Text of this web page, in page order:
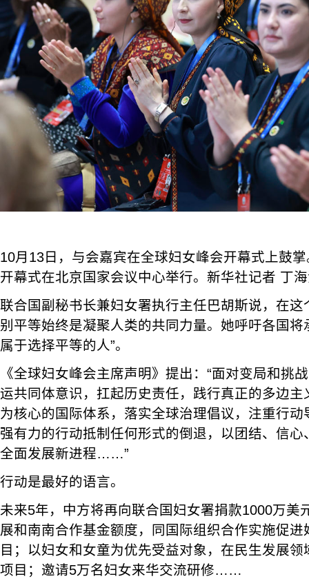
10月13日，与会嘉宾在全球妇女峰会开幕式上鼓
开幕式在北京国家会议中心举行。新华社记者 丁
联合国副秘书长兼妇女署执行主任巴胡斯说，在
别平等始终是凝聚人类的共同力量。她呼吁各国将
属于选择平等的人”。
《全球妇女峰会主席声明》提出：“面对变局和挑
运共同体意识，扛起历史责任，践行真正的多边
为核心的国际体系，落实全球治理倡议，注重行
强有力的行动抵制任何形式的倒退，以团结、信
全面发展新进程……”
行动是最好的语言。
未来5年，中方将再向联合国妇女署捐款1000万美
展和南南合作基金额度，同国际组织合作实施促
目；以妇女和女童为优先受益对象，在民生发展领
项目；邀请5万名妇女来华交流研修……